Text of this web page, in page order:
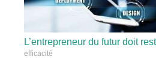
L’entrepreneur du futur doit
efficacité